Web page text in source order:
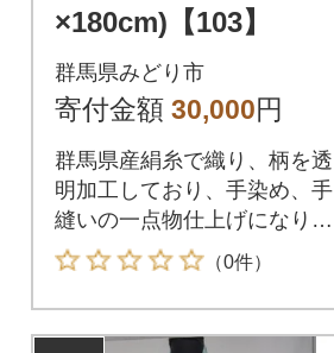
×180cm)【103】
群馬県みどり市
寄付金額 30,000円
群馬県産絹糸で織り、柄を透
明加工しており、手染め、手
縫いの一点物仕上げになりま
す。自社の独自加工で群馬県
優良品に認定されています。
（0件）